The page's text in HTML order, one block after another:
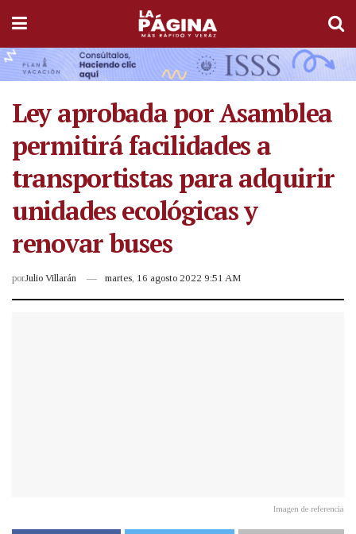
Ley aprobada por Asamblea
permitirá facilidades a
transportistas para adquirir
unidades ecológicas y
renovar buses
porJulio Villarán martes, 16 agosto 2022 9:51 AM
Imagen de referencia